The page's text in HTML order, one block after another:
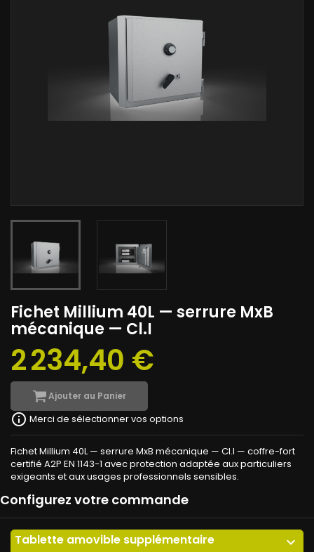
Fichet Millium 40L — serrure MxB
mécanique — Cl.I
2 234,40 €
Ajouter au Panier
info_outline Merci de sélectionner vos options
Fichet Millium 40L — serrure MxB mécanique — Cl.I — coffre-fort
certifié A2P EN 1143-1 avec protection adaptée aux particuliers
exigeants et aux usages professionnels sensibles.
Configurez votre commande
Tablette amovible supplémentaire expand_more